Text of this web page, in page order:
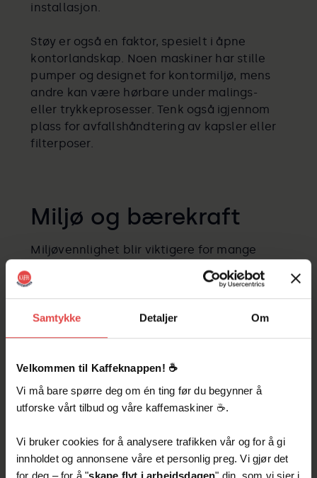
Samtykke Detaljer Om
Velkommen til Kaffeknappen! ☕️
Vi må bare spørre deg om én ting før du begynner å
utforske vårt tilbud og våre kaffemaskiner ☕️.
Vi bruker cookies for å analysere trafikken vår og for å gi
innholdet og annonsene våre et personlig preg. Vi gjør det
for deg – for å "skape flyt i arbeidsdagen" din, som vi sier i
installasjon.
Støy er også en faktor, spesielt i åpne
kontorlandskap. Noen maskiner har stille
pumper og designet for kontormiljø, mens
andre kan være hørbare under malings-
eller trykkeprosesser. Tenk også igjennom
plass for avfallshåndtering av kapsler eller
filterposer.
Miljø og bærekraft
Miljøvennlighet blir viktigere for mange
virksomheter. Ved leie kan det være enklere
å velge løsninger som reduserer avfall, som
maskiner som bruker løse kaffebønner
fremfor engangskapsler, eller leverandører
som tilbyr returordninger for kapsler og
Velg leverandører som har dokumenterte
tiltak for bærekraft: energieffektive
av kaffe (for eksempel sertifiseringer som
Fairtrade eller Rainforest Alliance). Dette
kan også være en del av bedriftens